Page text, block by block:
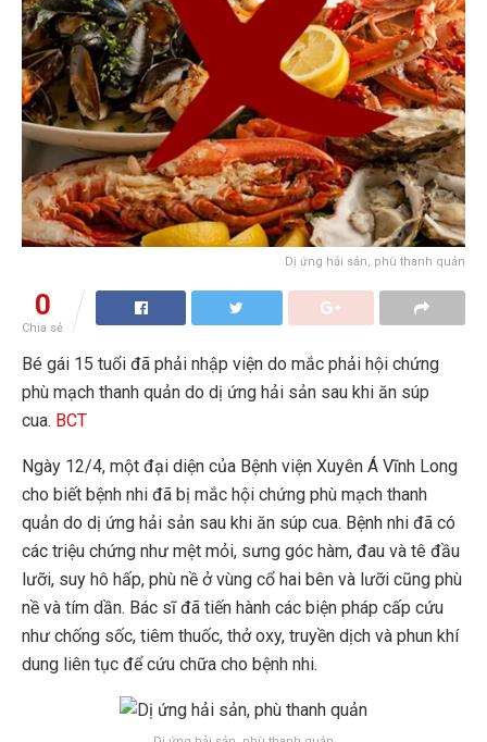
Dị ứng hải sản, phù thanh quản
0
Chia sẻ
Bé gái 15 tuổi đã phải nhập viện do mắc phải hội chứng
phù mạch thanh quản do dị ứng hải sản sau khi ăn súp
cua. BCT
Ngày 12/4, một đại diện của Bệnh viện Xuyên Á Vĩnh Long
cho biết bệnh nhi đã bị mắc hội chứng phù mạch thanh
quản do dị ứng hải sản sau khi ăn súp cua. Bệnh nhi đã có
các triệu chứng như mệt mỏi, sưng góc hàm, đau và tê đầu
lưỡi, suy hô hấp, phù nề ở vùng cổ hai bên và lưỡi cũng phù
nề và tím dần. Bác sĩ đã tiến hành các biện pháp cấp cứu
như chống sốc, tiêm thuốc, thở oxy, truyền dịch và phun khí
dung liên tục để cứu chữa cho bệnh nhi.